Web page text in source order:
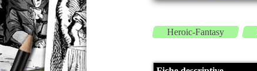
Heroic-Fantasy